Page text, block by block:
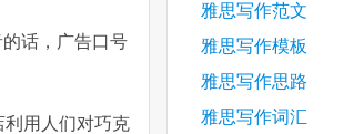
话，广告口号
利用人们对巧克
雅思写作范文
雅思写作模板
雅思写作思路
雅思写作词汇